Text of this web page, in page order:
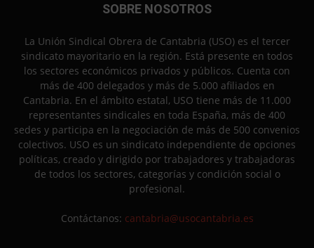
SOBRE NOSOTROS
La Unión Sindical Obrera de Cantabria (USO) es el tercer
sindicato mayoritario en la región. Está presente en todos
los sectores económicos privados y públicos. Cuenta con
más de 400 delegados y más de 5.000 afiliados en
Cantabria. En el ámbito estatal, USO tiene más de 11.000
representantes sindicales en toda España, más de 400
sedes y participa en la negociación de más de 500 convenios
colectivos. USO es un sindicato independiente de opciones
políticas, creado y dirigido por trabajadores y trabajadoras
de todos los sectores, categorías y condición social o
profesional.
Contáctanos: cantabria@usocantabria.es